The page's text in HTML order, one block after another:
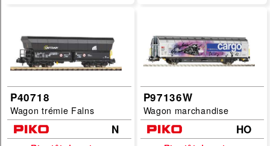
P40718
Wagon trémie Falns
N
P97136W
Wagon marchandise
HO